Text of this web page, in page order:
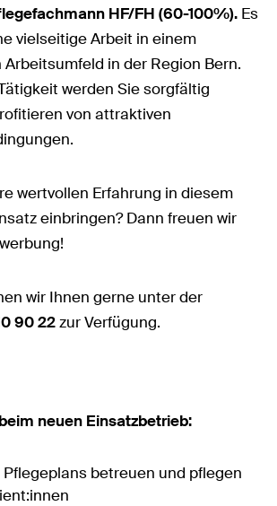
HF/FH (60-100%). Es
vielseitige Arbeit in einem
in der Region Bern.
werden Sie sorgfältig
von attraktiven
wertvollen Erfahrung in diesem
einbringen? Dann freuen wir
wir Ihnen gerne unter der
90 22zur Verfügung.
neuen Einsatzbetrieb:
betreuen und pflegen